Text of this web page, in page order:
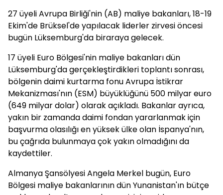
27 üyeli Avrupa Birliği'nin (AB) maliye bakanları, 18-19
Ekim'de Brüksel'de yapılacak liderler zirvesi öncesi
bugün Lüksemburg'da biraraya gelecek.
17 üyeli Euro Bölgesi'nin maliye bakanları dün
Lüksemburg'da gerçekleştirdikleri toplantı sonrası,
bölgenin daimi kurtarma fonu Avrupa İstikrar
Mekanizması'nın (ESM) büyüklüğünü 500 milyar euro
(649 milyar dolar) olarak açıkladı. Bakanlar ayrıca,
yakın bir zamanda daimi fondan yararlanmak için
başvurma olasılığı en yüksek ülke olan İspanya'nın,
bu çağrıda bulunmaya çok yakın olmadığını da
kaydettiler.
Almanya Şansölyesi Angela Merkel bugün, Euro
Bölgesi maliye bakanlarının dün Yunanistan'ın bütçe